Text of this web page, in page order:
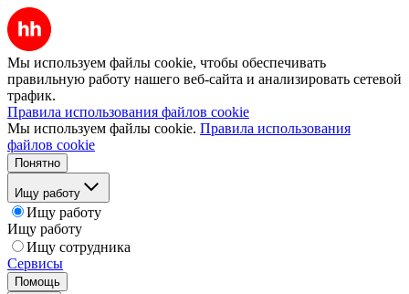
Мы используем файлы cookie, чтобы обеспечивать
правильную работу нашего веб-сайта и анализировать сетевой
трафик.
Правила использования файлов cookie
Мы используем файлы cookie. Правила использования
файлов cookie
Понятно
Ищу работу
Ищу работу
Ищу работу
Ищу сотрудника
Сервисы
Помощь